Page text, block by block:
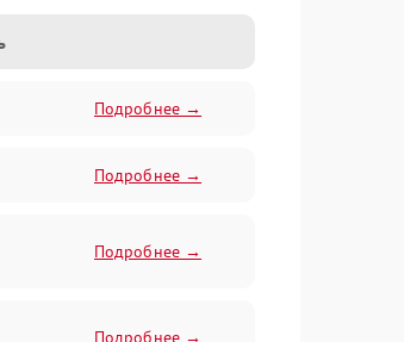
Подробнее →
Подробнее →
Подробнее →
Подробнее →